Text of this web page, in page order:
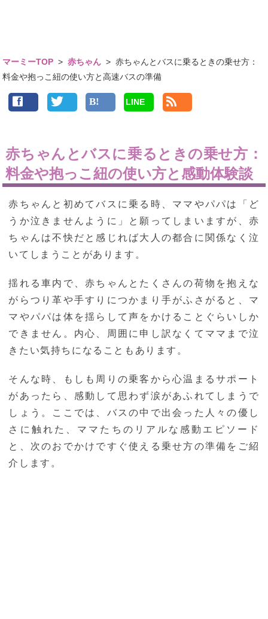
マーミーTOP >赤ちゃん >赤ちゃんとバスに乗るときの乗せ方：
料金や抱っこ紐の使い方と高速バスの準備
LINE
赤ちゃんとバスに乗るときの乗せ方：
料金や抱っこ紐の使い方と感動体験談
赤ちゃんと初めてバスに乗る時、ママやパパは「ど
うか泣きませんように」と願ってしまいますが、赤
ちゃんは不快だと感じれば大人の都合に関係なく泣
いてしまうことがあります。
揺れる車内で、赤ちゃんとたくさんの荷物を抱えな
がらつり革や手すりにつかまり手がふさがると、マ
マやパパは体を揺らして声をかけることぐらいしか
できません。内心、周囲に申し訳なくてママまで泣
きたい気持ちになることもあります。
そんな時、もしも周りの乗客から心温まるサポート
があったら、感動して思わず涙があふれてしまうで
しょう。ここでは、バスの中で出会った人々の優し
さに触れた、ママたちのリアルな感動エピソード
と、次のおでかけですぐ使える乗せ方の準備をご紹
介します。